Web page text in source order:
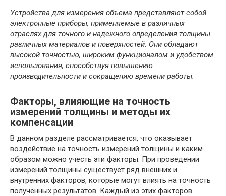
Устройства для измерения объема представляют собой
электронные приборы, применяемые в различных
отраслях для точного и надежного определения толщины
различных материалов и поверхностей. Они обладают
высокой точностью, широким функционалом и удобством
использования, способствуя повышению
производительности и сокращению времени работы.
Факторы, влияющие на точность
измерений толщины и методы их
компенсации
В данном разделе рассматривается, что оказывает
воздействие на точность измерений толщины и каким
образом можно учесть эти факторы. При проведении
измерений толщины существует ряд внешних и
внутренних факторов, которые могут влиять на точность
полученных результатов. Каждый из этих факторов